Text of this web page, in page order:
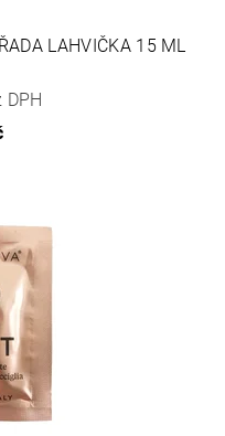
LAHVIČKA 15 ML
DPH